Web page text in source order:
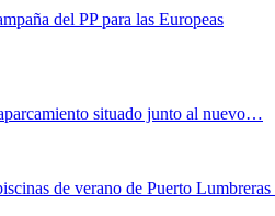
del PP para las Europeas
situado junto al nuevo…
de verano de Puerto